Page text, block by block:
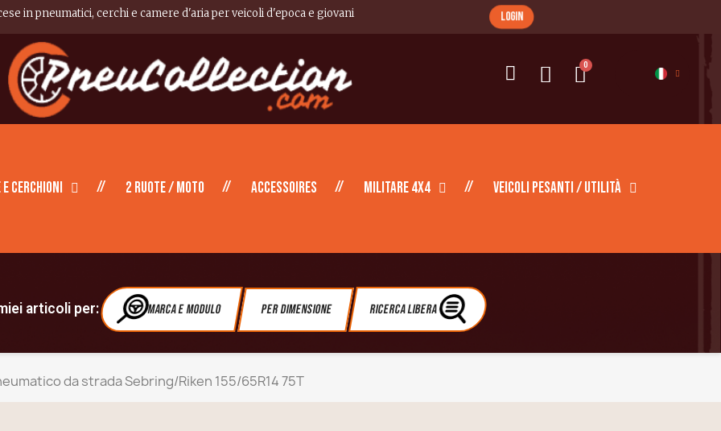
in pneumatici, cerchi e camere d'aria per veicoli d'epoca e giovani login
e cerchioni 2 ruote / moto Accessoires Militare 4X4 Veicoli pesanti / Utilità
articoli per: Marca e modulo Per dimensione Ricerca libera
da strada Sebring/Riken 155/65R14 75T